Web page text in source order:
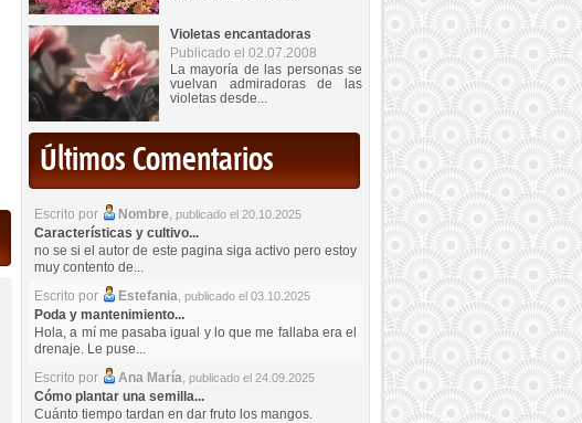
Violetas encantadoras
Publicado el 02.07.2008
La mayoría de las personas se
vuelvan admiradoras de las
violetas desde...
Últimos Comentarios
Escrito por Nombre, publicado el 20.10.2025
Características y cultivo...
no se si el autor de este pagina siga activo pero estoy
muy contento de...
Escrito por
Estefania, publicado el 03.10.2025
Poda y mantenimiento...
Hola, a mí me pasaba igual y lo que me fallaba era el
drenaje. Le puse...
Escrito por
Ana María, publicado el 24.09.2025
Cómo plantar una semilla...
Cuánto tiempo tardan en dar fruto los mangos.